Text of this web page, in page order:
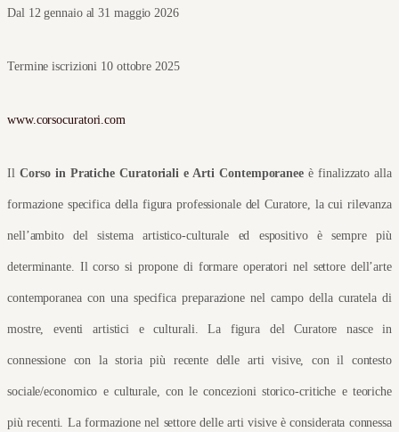
Dal 12 gennaio al 31 maggio 2026
Termine iscrizioni 10 ottobre 2025
www.corsocuratori.com
Il Corso in Pratiche Curatoriali e Arti Contemporanee è finalizzato alla
formazione specifica della figura professionale del Curatore, la cui rilevanza
nell’ambito del sistema artistico-culturale ed espositivo è sempre più
determinante. Il corso si propone di formare operatori nel settore dell’arte
contemporanea con una specifica preparazione nel campo della curatela di
mostre, eventi artistici e culturali. La figura del Curatore nasce in
connessione con la storia più recente delle arti visive, con il contesto
sociale/economico e culturale, con le concezioni storico-critiche e teoriche
più recenti. La formazione nel settore delle arti visive è considerata connessa